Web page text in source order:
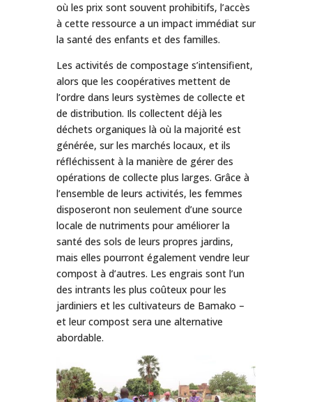
où les prix sont souvent prohibitifs, l’accès
à cette ressource a un impact immédiat sur
la santé des enfants et des familles.
Les activités de compostage s’intensifient,
alors que les coopératives mettent de
l’ordre dans leurs systèmes de collecte et
de distribution. Ils collectent déjà les
déchets organiques là où la majorité est
générée, sur les marchés locaux, et ils
réfléchissent à la manière de gérer des
opérations de collecte plus larges. Grâce à
l’ensemble de leurs activités, les femmes
disposeront non seulement d’une source
locale de nutriments pour améliorer la
santé des sols de leurs propres jardins,
mais elles pourront également vendre leur
compost à d’autres. Les engrais sont l’un
des intrants les plus coûteux pour les
jardiniers et les cultivateurs de Bamako –
et leur compost sera une alternative
abordable.